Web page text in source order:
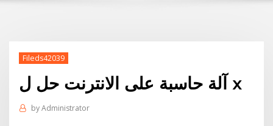
Fileds42039
آلة حاسبة على الانترنت حل ل x
byAdministrator